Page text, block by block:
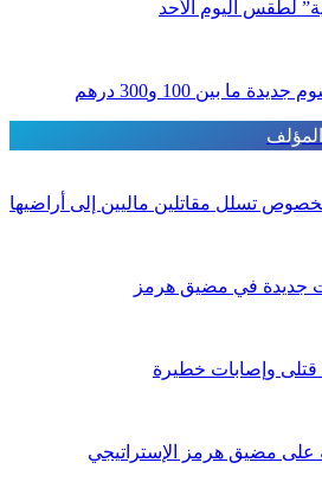
لطقس اليوم الأحد
ما بين 100 و300 درهم
تسلل مقاتلين ماليين إلى أراضيها
جديدة في مضيق هرمز
قتلى وإصابات خطيرة
على مضيق هرمز الإستراتيجي